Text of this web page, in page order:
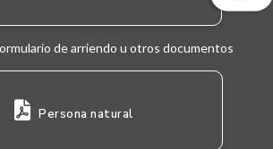
de arriendo u otros documentos
Persona natural